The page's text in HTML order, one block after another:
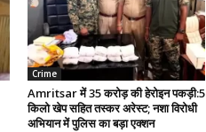
Crime
Amritsar में 35 करोड़ की हेरोइन पकड़ी:5
किलो खेप सहित तस्कर अरेस्ट; नशा विरोधी
अभियान में पुलिस का बड़ा एक्शन